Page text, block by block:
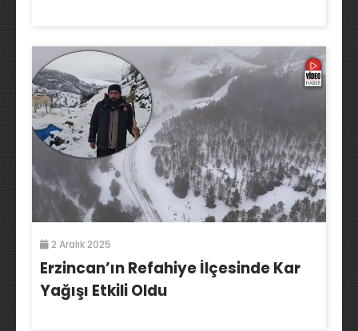
2 Aralık 2025
Erzincan’ın Refahiye İlçesinde Kar
Yağışı Etkili Oldu